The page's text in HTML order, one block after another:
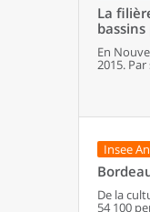
La
En
2015.
dans
les
plus
vinicole,
Insee
De la
54 100